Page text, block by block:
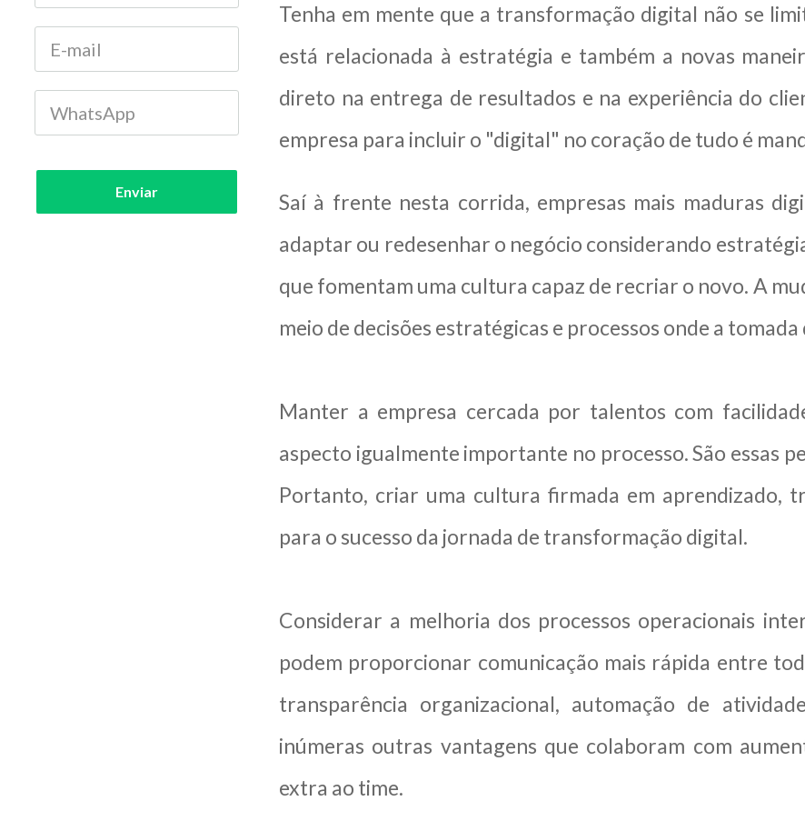
Tenha em mente que a transformação digital não se
está relacionada à estratégia e também a novas
direto na entrega de resultados e na experiência do
empresa para incluir o "digital" no coração de tudo é
Saí à frente nesta corrida, empresas mais maduras
adaptar ou redesenhar o negócio considerando
que fomentam uma cultura capaz de recriar o novo. A
meio de decisões estratégicas e processos onde a
Manter a empresa cercada por talentos com
aspecto igualmente importante no processo. São essas
Portanto, criar uma cultura firmada em aprendizado,
para o sucesso da jornada de transformação digital.
Considerar a melhoria dos processos operacionais
podem proporcionar comunicação mais rápida entre
transparência organizacional, automação de
inúmeras outras vantagens que colaboram com
extra ao time.
Enviar